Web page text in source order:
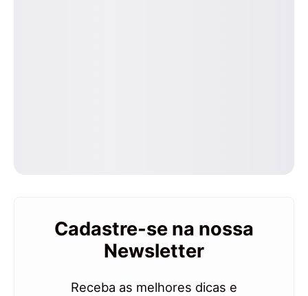
Cadastre-se na nossa
Newsletter
Receba as melhores dicas e